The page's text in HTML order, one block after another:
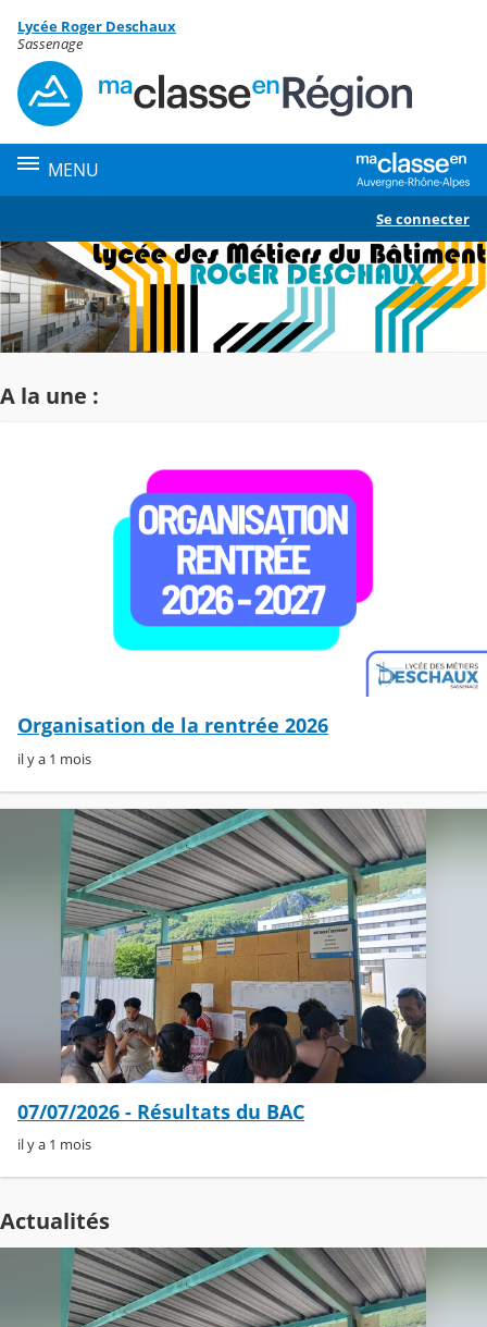
Contenu
Lycée Roger Deschaux
Sassenage
MENU
Se connecter
A la une :
Organisation de la rentrée 2026
il y a 1 mois
07/07/2026 - Résultats du BAC
il y a 1 mois
Actualités